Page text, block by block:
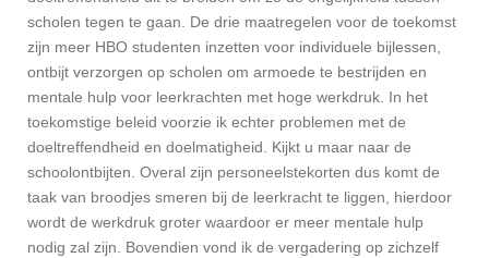
scholen tegen te gaan. De drie maatregelen voor de toekomst
zijn meer HBO studenten inzetten voor individuele bijlessen,
ontbijt verzorgen op scholen om armoede te bestrijden en
mentale hulp voor leerkrachten met hoge werkdruk. In het
toekomstige beleid voorzie ik echter problemen met de
doeltreffendheid en doelmatigheid. Kijkt u maar naar de
schoolontbijten. Overal zijn personeelstekorten dus komt de
taak van broodjes smeren bij de leerkracht te liggen, hierdoor
wordt de werkdruk groter waardoor er meer mentale hulp
nodig zal zijn. Bovendien vond ik de vergadering op zichzelf